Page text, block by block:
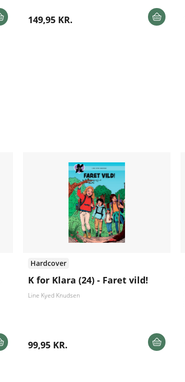
149,95 KR.
Hardcover
K for Klara (24) - Faret vild!
Line Kyed Knudsen
99,95 KR.